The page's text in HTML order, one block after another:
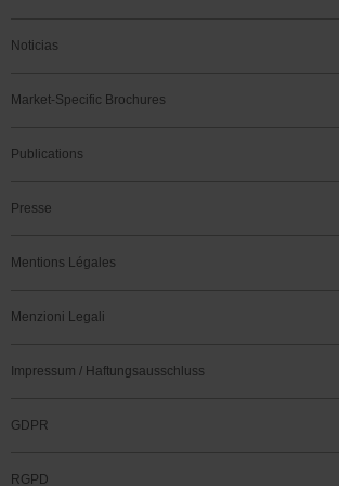
Noticias
Market-Specific Brochures
Publications
Presse
Mentions Légales
Menzioni Legali
Impressum / Haftungsausschluss
GDPR
RGPD